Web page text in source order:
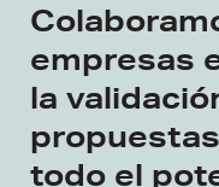
empresas
la
todo el